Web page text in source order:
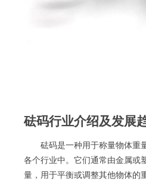
砝码行业介绍及发展
砝码是一种用于称量物体重
各个行业中。它们通常由金属或
量，用于平衡或调整其他物体的